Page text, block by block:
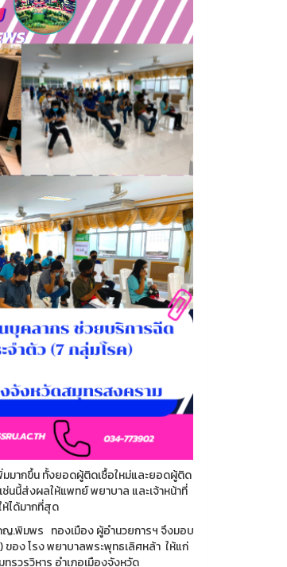
มมากขึ้น ทั้งยอดผู้ติดเชื้อใหม่และยอดผู้ติด
นนี้ส่งผลให้แพทย์ พยาบาล และเจ้าหน้าที่
ได้มากที่สุด
.พิมพร ทองเมือง ผู้อำนวยการฯ จึงมอบ
อง โรง พยาบาลพระพุทธเลิศหล้า ให้แก่
รวรวิหาร อำเภอเมืองจังหวัด